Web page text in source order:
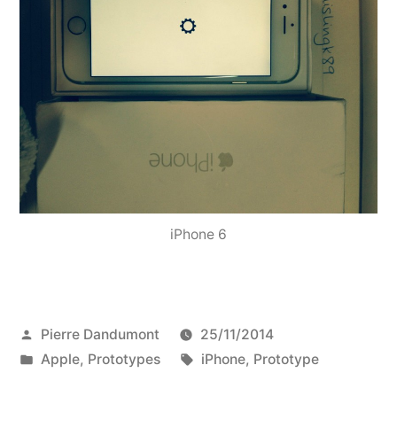
iPhone 6
Publié
par
Pierre Dandumont
25/11/2014
Publié
Apple, Prototypes Étiquettes :
iPhone, Prototype